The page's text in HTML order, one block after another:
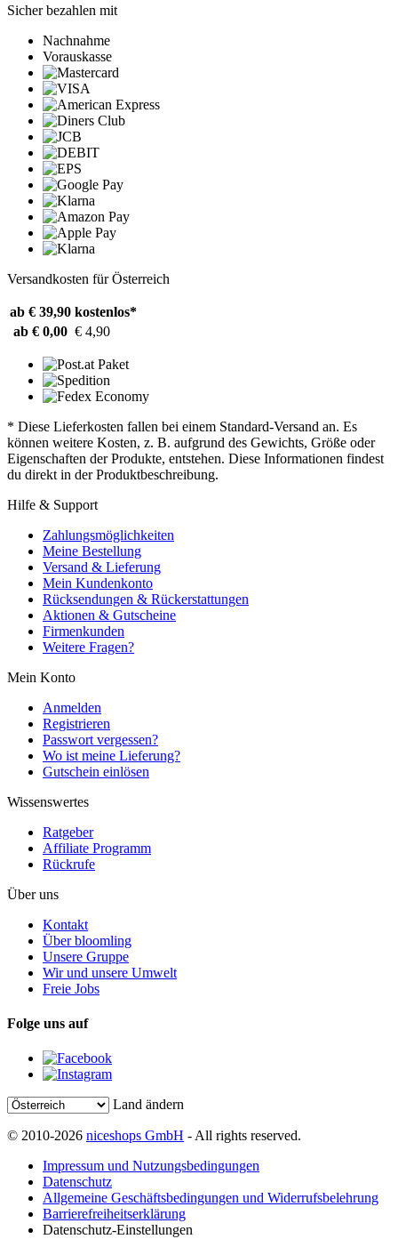
Sicher bezahlen mit
Nachnahme
Vorauskasse
Versandkosten für Österreich
ab € 39,90 kostenlos*
ab € 0,00 € 4,90
* Diese Lieferkosten fallen bei einem Standard-Versand an. Es
können weitere Kosten, z. B. aufgrund des Gewichts, Größe oder
Eigenschaften der Produkte, entstehen. Diese Informationen findest
du direkt in der Produktbeschreibung.
Hilfe & Support
Zahlungsmöglichkeiten
Meine Bestellung
Versand & Lieferung
Mein Kundenkonto
Rücksendungen & Rückerstattungen
Aktionen & Gutscheine
Firmenkunden
Weitere Fragen?
Mein Konto
Anmelden
Registrieren
Passwort vergessen?
Wo ist meine Lieferung?
Gutschein einlösen
Wissenswertes
Ratgeber
Affiliate Programm
Rückrufe
Über uns
Kontakt
Über bloomling
Unsere Gruppe
Wir und unsere Umwelt
Freie Jobs
Folge uns auf
Land ändern
© 2010-2026 niceshops GmbH - All rights reserved.
Impressum und Nutzungsbedingungen
Datenschutz
Allgemeine Geschäftsbedingungen und Widerrufsbelehrung
Barrierefreiheitserklärung
Datenschutz-Einstellungen